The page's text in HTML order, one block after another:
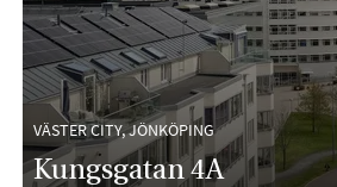
VÄSTER CITY, JÖNKÖPING
Kungsgatan 4A